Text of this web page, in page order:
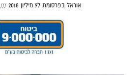
אוראל בפרסומת ל9 מיליון 2018 ///